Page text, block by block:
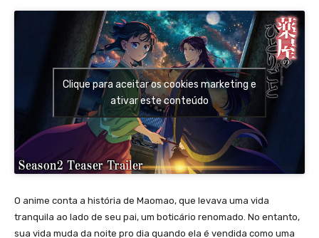
Clique para aceitar os cookies marketing e
ativar este conteúdo
O anime conta a história de Maomao, que levava uma vida
tranquila ao lado de seu pai, um boticário renomado. No entanto,
sua vida muda da noite pro dia quando ela é vendida como uma